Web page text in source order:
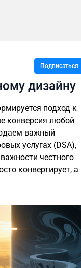
Подписаться
дизайну
подход к
конверсия любой
важный
услугах (DSA),
честного
конвертирует, а